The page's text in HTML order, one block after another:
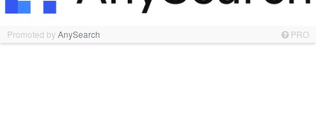
Promoted byAnySearch PRO